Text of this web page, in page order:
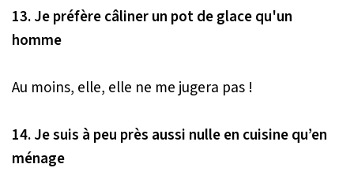
13. Je préfère câliner un pot de glace qu'un
homme
Au moins, elle, elle ne me jugera pas !
14. Je suis à peu près aussi nulle en cuisine qu’en
ménage